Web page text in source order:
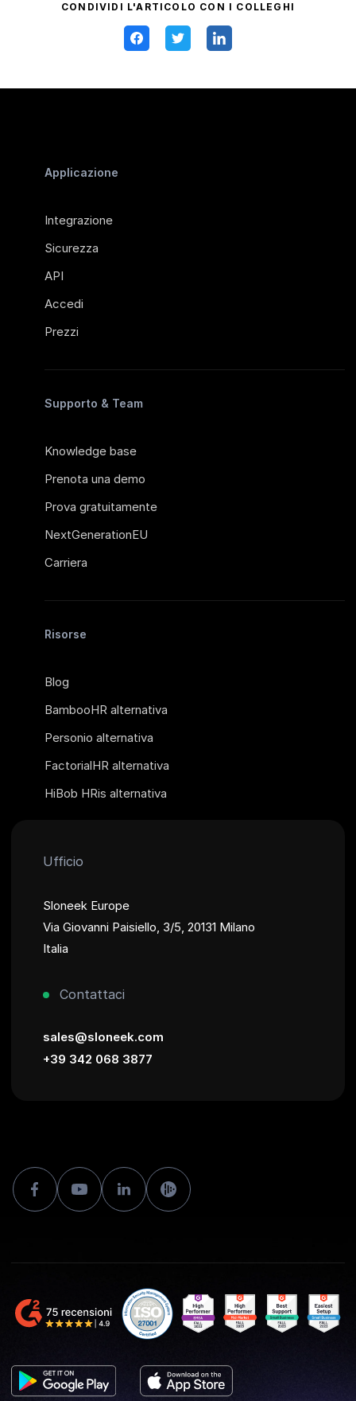
CONDIVIDI L'ARTICOLO CON I COLLEGHI
Applicazione
Integrazione
Sicurezza
API
Accedi
Prezzi
Supporto & Team
Knowledge base
Prenota una demo
Prova gratuitamente
NextGenerationEU
Carriera
Risorse
Blog
BambooHR alternativa
Personio alternativa
FactorialHR alternativa
HiBob HRis alternativa
Ufficio
Sloneek Europe
Via Giovanni Paisiello, 3/5, 20131 Milano
Italia
Contattaci
sales@sloneek.com
+39 342 068 3877